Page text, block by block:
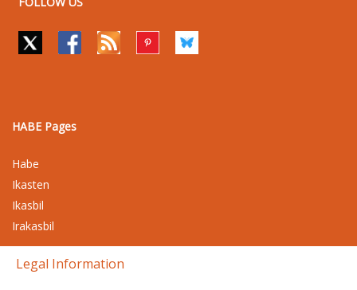
HABE Pages
Habe
Ikasten
Ikasbil
Irakasbil
Legal Information